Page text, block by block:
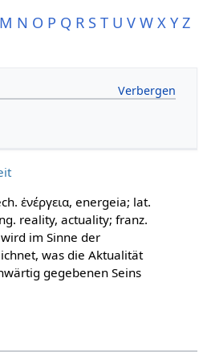
M N O P Q R S T U V W X Y Z
ἐνέργεια, energeia; lat.
reality, actuality; franz.
im Sinne der
was die Aktualität
gegebenen Seins